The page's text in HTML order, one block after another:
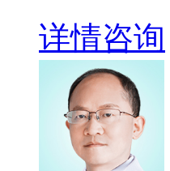
详情咨询